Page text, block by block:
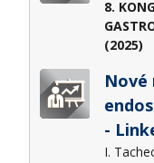
8.
(2025)
Nové
-
I.